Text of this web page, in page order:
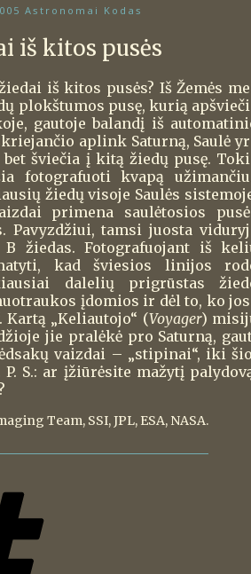
Astronomai Kodas
iš kitos pusės
iš kitos pusės? Iš Žemės
plokštumos pusę, kurią
gautoje balandį iš
aplink Saturną, Saulė
šviečia į kitą žiedų pusę.
fotografuoti kvapą
žiedų visoje Saulės
primena saulėtosios
Pavyzdžiui, tamsi juosta
žiedas. Fotografuojant iš
kad šviesios linijos
dalelių prigrūstas
įdomios ir dėl to, ko
„Keliautojo“ (Voyager)
jie pralėkė pro Saturną,
vaizdai – „stipinai“, iki
S.: ar įžiūrėsite mažytį
Team, SSI, JPL, ESA, NASA.